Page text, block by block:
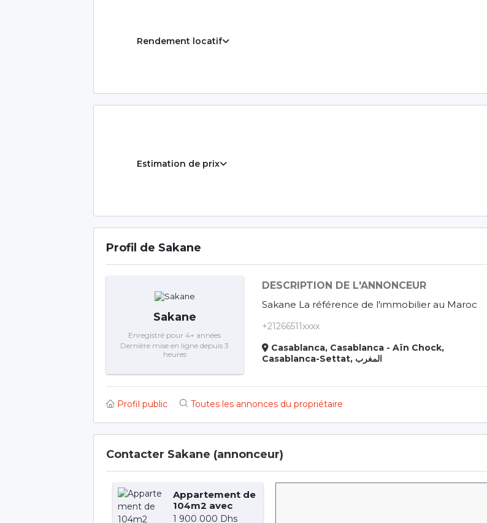
Rendement locatif
Estimation de prix
Profil de Sakane
Sakane
Enregistré pour 4+ années
Dernière mise en ligne depuis 3
heures
DESCRIPTION DE L'ANNONCEUR
Sakane La référence de l'immobilier au Maroc
+21266511xxxx
Casablanca, Casablanca - Aïn Chock,
Casablanca-Settat, المغرب
Profil public Toutes les annonces du propriétaire
Contacter Sakane (annonceur)
Appartement de
104m2 avec
jardin privatif de
1 900 000 Dhs